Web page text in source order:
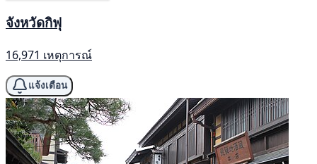
จังหวัดกิฟุ
16,971 เหตุการณ์
แจ้งเตือน